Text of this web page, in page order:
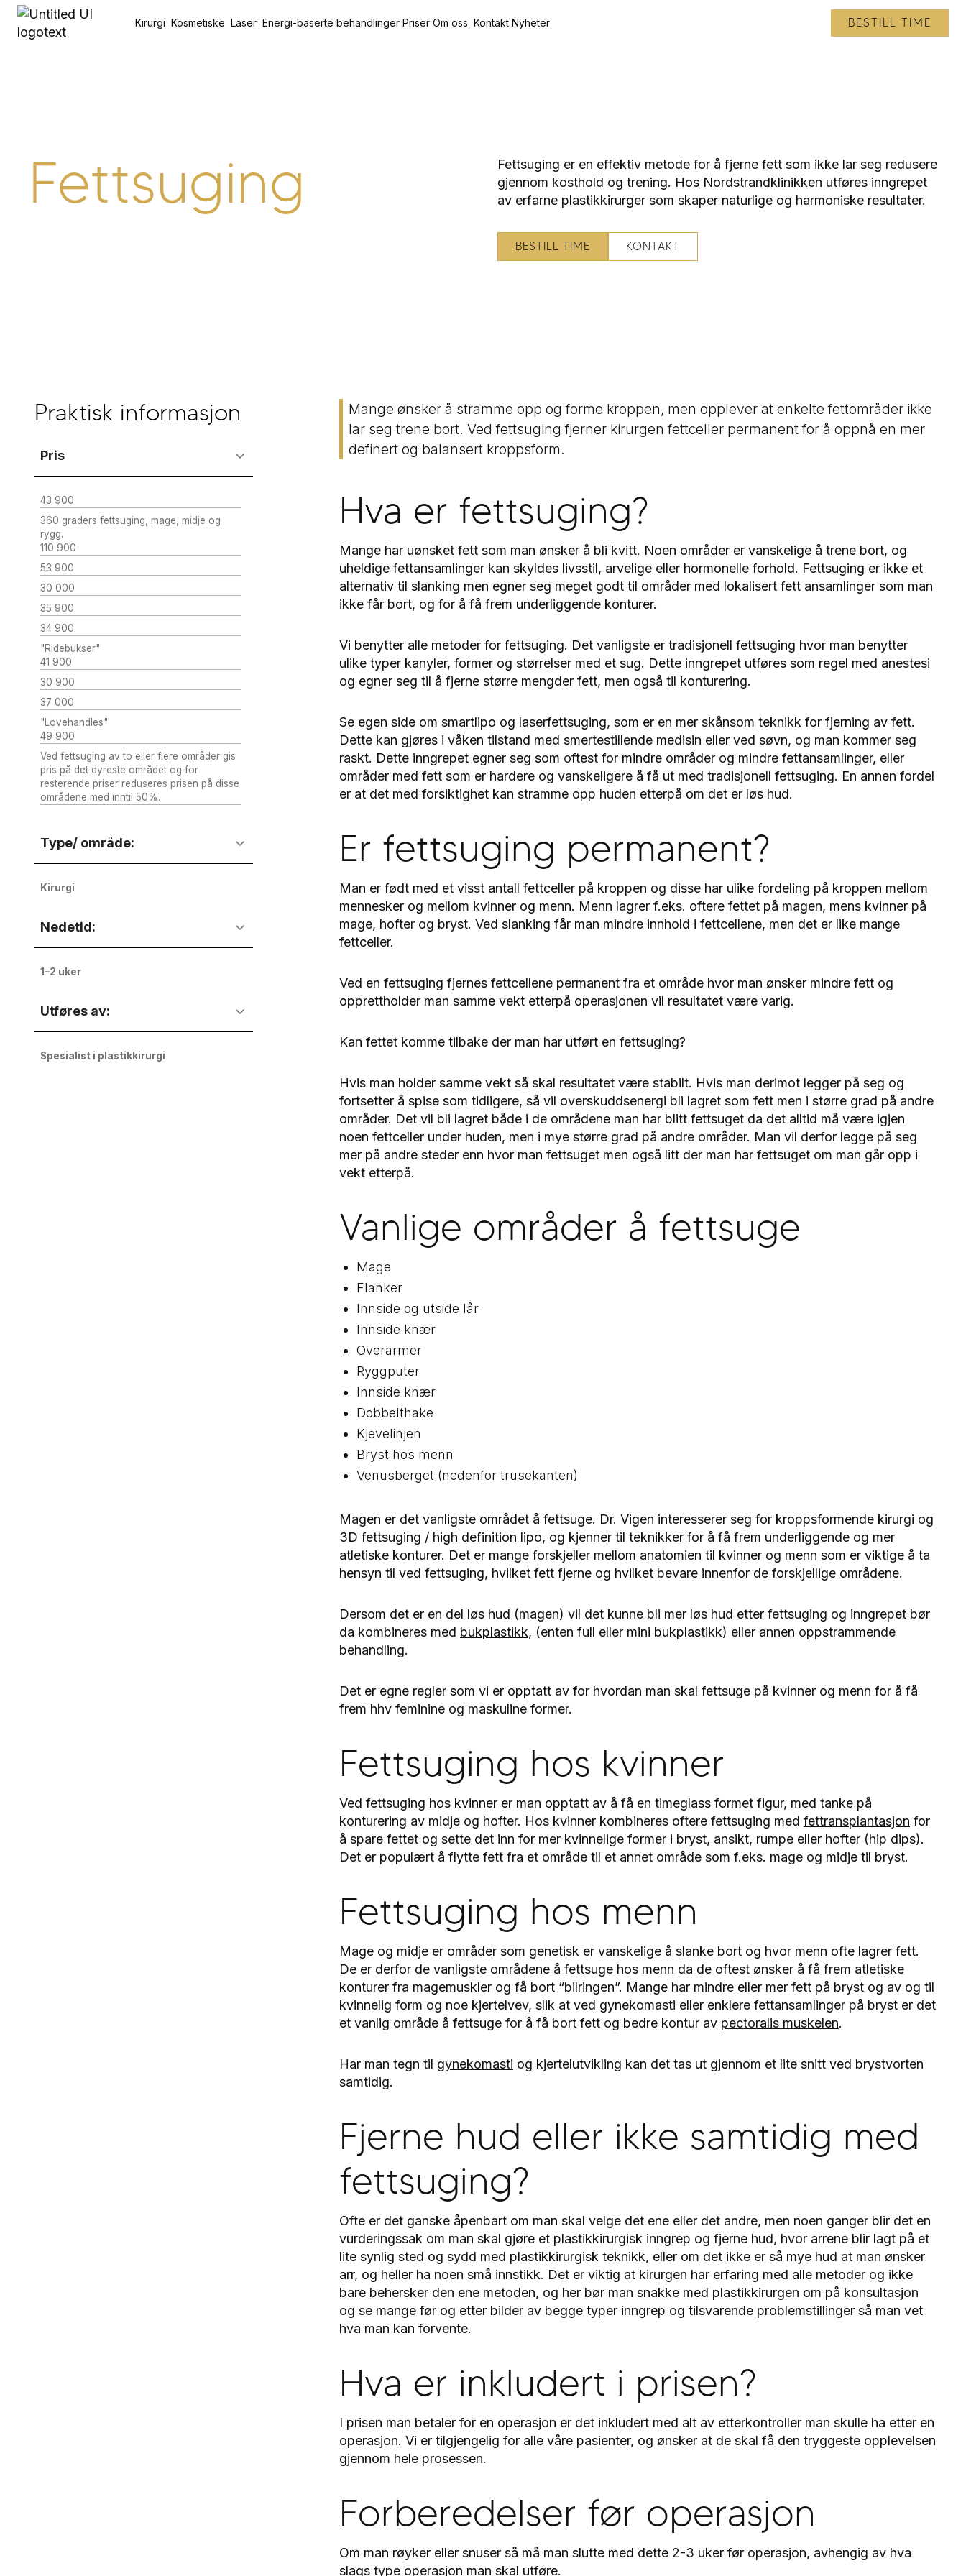
Kirurgi Kosmetiske Laser Energi-baserte behandlinger Priser Om oss Kontakt Nyheter BESTILL TIME
Fettsuging
Fettsuging er en effektiv metode for å fjerne fett som ikke lar seg redusere
gjennom kosthold og trening. Hos Nordstrandklinikken utføres inngrepet
av erfarne plastikkirurger som skaper naturlige og harmoniske resultater.
BESTILL TIME KONTAKT
Praktisk informasjon
Pris
43 900
360 graders fettsuging, mage, midje og
rygg.
110 900
53 900
30 000
35 900
34 900
"Ridebukser"
41 900
30 900
37 000
"Lovehandles"
49 900
Ved fettsuging av to eller flere områder gis
pris på det dyreste området og for
resterende priser reduseres prisen på disse
områdene med inntil 50%.
Type/ område:
Kirurgi
Nedetid:
1–2 uker
Utføres av:
Spesialist i plastikkirurgi
Mange ønsker å stramme opp og forme kroppen, men opplever at enkelte fettområder ikke
lar seg trene bort. Ved fettsuging fjerner kirurgen fettceller permanent for å oppnå en mer
definert og balansert kroppsform.
Hva er fettsuging?
Mange har uønsket fett som man ønsker å bli kvitt. Noen områder er vanskelige å trene bort, og
uheldige fettansamlinger kan skyldes livsstil, arvelige eller hormonelle forhold. Fettsuging er ikke et
alternativ til slanking men egner seg meget godt til områder med lokalisert fett ansamlinger som man
ikke får bort, og for å få frem underliggende konturer.
Vi benytter alle metoder for fettsuging. Det vanligste er tradisjonell fettsuging hvor man benytter
ulike typer kanyler, former og størrelser med et sug. Dette inngrepet utføres som regel med anestesi
og egner seg til å fjerne større mengder fett, men også til konturering.
Se egen side om smartlipo og laserfettsuging, som er en mer skånsom teknikk for fjerning av fett.
Dette kan gjøres i våken tilstand med smertestillende medisin eller ved søvn, og man kommer seg
raskt. Dette inngrepet egner seg som oftest for mindre områder og mindre fettansamlinger, eller
områder med fett som er hardere og vanskeligere å få ut med tradisjonell fettsuging. En annen fordel
er at det med forsiktighet kan stramme opp huden etterpå om det er løs hud.
Er fettsuging permanent?
Man er født med et visst antall fettceller på kroppen og disse har ulike fordeling på kroppen mellom
mennesker og mellom kvinner og menn. Menn lagrer f.eks. oftere fettet på magen, mens kvinner på
mage, hofter og bryst. Ved slanking får man mindre innhold i fettcellene, men det er like mange
fettceller.
Ved en fettsuging fjernes fettcellene permanent fra et område hvor man ønsker mindre fett og
opprettholder man samme vekt etterpå operasjonen vil resultatet være varig.
Kan fettet komme tilbake der man har utført en fettsuging?
Hvis man holder samme vekt så skal resultatet være stabilt. Hvis man derimot legger på seg og
fortsetter å spise som tidligere, så vil overskuddsenergi bli lagret som fett men i større grad på andre
områder. Det vil bli lagret både i de områdene man har blitt fettsuget da det alltid må være igjen
noen fettceller under huden, men i mye større grad på andre områder. Man vil derfor legge på seg
mer på andre steder enn hvor man fettsuget men også litt der man har fettsuget om man går opp i
vekt etterpå.
Vanlige områder å fettsuge
Mage
Flanker
Innside og utside lår
Innside knær
Overarmer
Ryggputer
Innside knær
Dobbelthake
Kjevelinjen
Bryst hos menn
Venusberget (nedenfor trusekanten)
Magen er det vanligste området å fettsuge. Dr. Vigen interesserer seg for kroppsformende kirurgi og
3D fettsuging / high definition lipo, og kjenner til teknikker for å få frem underliggende og mer
atletiske konturer. Det er mange forskjeller mellom anatomien til kvinner og menn som er viktige å ta
hensyn til ved fettsuging, hvilket fett fjerne og hvilket bevare innenfor de forskjellige områdene.
Dersom det er en del løs hud (magen) vil det kunne bli mer løs hud etter fettsuging og inngrepet bør
da kombineres med bukplastikk, (enten full eller mini bukplastikk) eller annen oppstrammende
behandling.
Det er egne regler som vi er opptatt av for hvordan man skal fettsuge på kvinner og menn for å få
frem hhv feminine og maskuline former.
Fettsuging hos kvinner
Ved fettsuging hos kvinner er man opptatt av å få en timeglass formet figur, med tanke på
konturering av midje og hofter. Hos kvinner kombineres oftere fettsuging med fettransplantasjon for
å spare fettet og sette det inn for mer kvinnelige former i bryst, ansikt, rumpe eller hofter (hip dips).
Det er populært å flytte fett fra et område til et annet område som f.eks. mage og midje til bryst.
Fettsuging hos menn
Mage og midje er områder som genetisk er vanskelige å slanke bort og hvor menn ofte lagrer fett.
De er derfor de vanligste områdene å fettsuge hos menn da de oftest ønsker å få frem atletiske
konturer fra magemuskler og få bort “bilringen”. Mange har mindre eller mer fett på bryst og av og til
kvinnelig form og noe kjertelvev, slik at ved gynekomasti eller enklere fettansamlinger på bryst er det
et vanlig område å fettsuge for å få bort fett og bedre kontur av pectoralis muskelen.
Har man tegn til gynekomasti og kjertelutvikling kan det tas ut gjennom et lite snitt ved brystvorten
samtidig.
Fjerne hud eller ikke samtidig med
fettsuging?
Ofte er det ganske åpenbart om man skal velge det ene eller det andre, men noen ganger blir det en
vurderingssak om man skal gjøre et plastikkirurgisk inngrep og fjerne hud, hvor arrene blir lagt på et
lite synlig sted og sydd med plastikkirurgisk teknikk, eller om det ikke er så mye hud at man ønsker
arr, og heller ha noen små innstikk. Det er viktig at kirurgen har erfaring med alle metoder og ikke
bare behersker den ene metoden, og her bør man snakke med plastikkirurgen om på konsultasjon
og se mange før og etter bilder av begge typer inngrep og tilsvarende problemstillinger så man vet
hva man kan forvente.
Hva er inkludert i prisen?
I prisen man betaler for en operasjon er det inkludert med alt av etterkontroller man skulle ha etter en
operasjon. Vi er tilgjengelig for alle våre pasienter, og ønsker at de skal få den tryggeste opplevelsen
gjennom hele prosessen.
Forberedelser før operasjon
Om man røyker eller snuser så må man slutte med dette 2-3 uker før operasjon, avhengig av hva
slags type operasjon man skal utføre.